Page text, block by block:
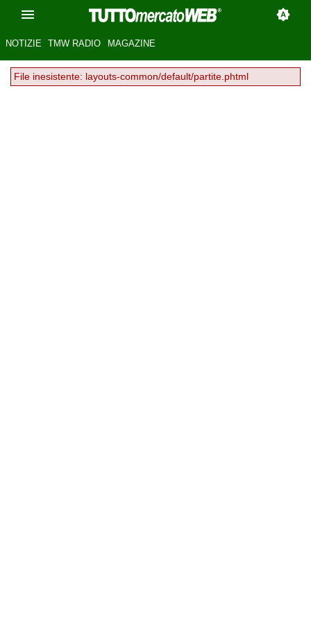
NOTIZIE TMW RADIO MAGAZINE
File inesistente: layouts-common/default/partite.phtml